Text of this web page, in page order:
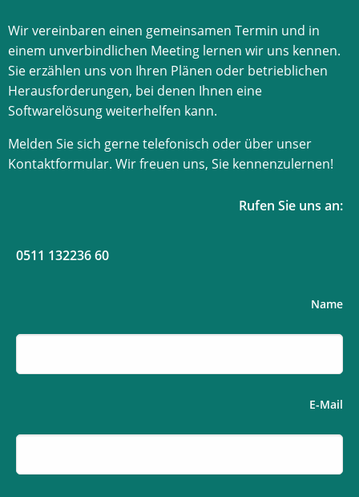
Wir vereinbaren einen gemeinsamen Termin und in
einem unverbindlichen Meeting lernen wir uns kennen.
Sie erzählen uns von Ihren Plänen oder betrieblichen
Herausforderungen, bei denen Ihnen eine
Softwarelösung weiterhelfen kann.
Melden Sie sich gerne telefonisch oder über unser
Kontaktformular. Wir freuen uns, Sie kennenzulernen!
Rufen Sie uns an:
0511 132236 60
Name
E-Mail